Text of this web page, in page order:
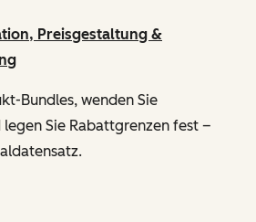
Preisgestaltung &
Bundles, wenden Sie
legen Sie Rabattgrenzen fest –